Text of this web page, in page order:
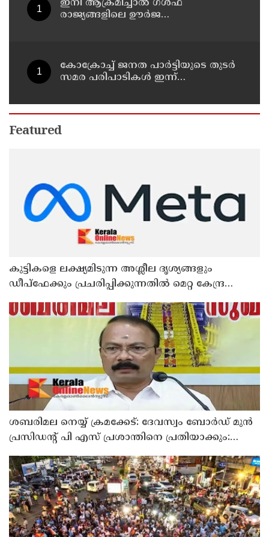
ഇനി ആക്രമിച്ചാല്‍ ഗള്‍ഫ്
രാജ്യങ്ങളിലെ ഊര്‍ജ
കോക്രോച്ച് ജനത പാര്‍ട്ടിയുടെ തുടര്‍
സമര പരിപാടികള്‍ ഇന്ന്
Featured
കുട്ടികളെ ലക്ഷ്യമിടുന്ന അശ്ലീല ദൃശ്യങ്ങളും
ഡീപ്ഫേക്കും പ്രചരിപ്പിക്കുന്നതില്‍ മെറ്റ കേന്ദ്രത്തോട്
ശബരിമല നെയ്യ് ക്രമക്കേട്: ദേവസ്വം ബോര്‍ഡ് മുന്‍
പ്രസിഡന്റ് പി എസ് പ്രശാന്തിനെ പ്രതിയാക്കും: